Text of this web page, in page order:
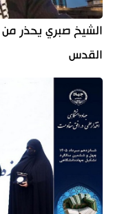
الشيخ صبري يحذر
القدس